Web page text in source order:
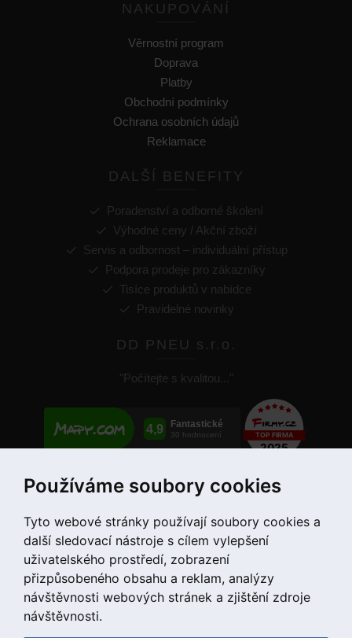
Používáme soubory cookies
Tyto webové stránky používají soubory cookies a
další sledovací nástroje s cílem vylepšení
uživatelského prostředí, zobrazení
přizpůsobeného obsahu a reklam, analýzy
návštěvnosti webových stránek a zjištění zdroje
návštěvnosti.
NAKUPOVÁNÍ
Věrnostní program
Doprava
Platby
Obchodní podmínky
Ochrana osobních údajů
Reklamace
DALŠÍ BENEFITY
Poradenství a odborné školení
Výhodné ceny / Akční zboží
Servis a odbornost – individuální přístup
Podpora prodeje pro zákazníky
Tisíce produktů v nabídce
Pravidelné novinky
DD PNEU s.r.o.
"Počítejte s kvalitou..."
+420 775 55 66 99